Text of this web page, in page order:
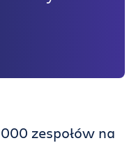
zespołów na